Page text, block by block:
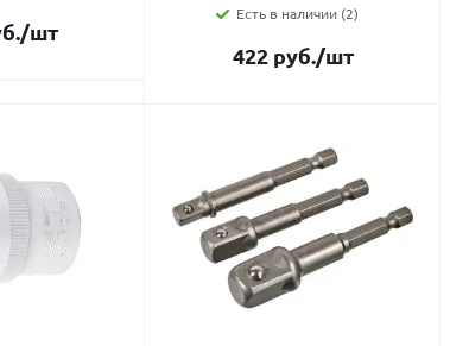
/шт
Есть в наличии (2)
422руб./шт